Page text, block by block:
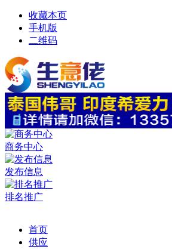
收藏本页
手机版
二维码
商务中心
发布信息
排名推广
首页
供应